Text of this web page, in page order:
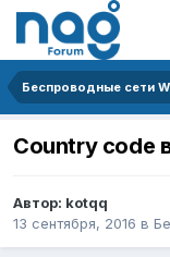
Беспроводные сети
Country code
Автор: kotqq
13 сентября, 2016 в